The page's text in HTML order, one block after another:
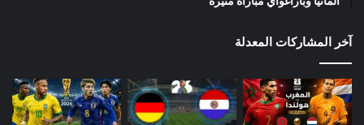
آخر المشاركات المعدلة